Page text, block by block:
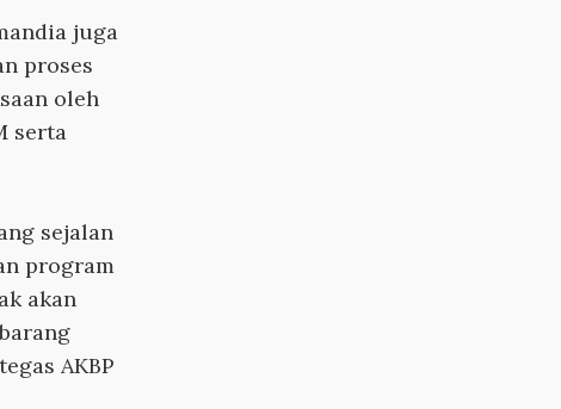
juga
proses
oleh
serta
sejalan
program
akan
AKBP